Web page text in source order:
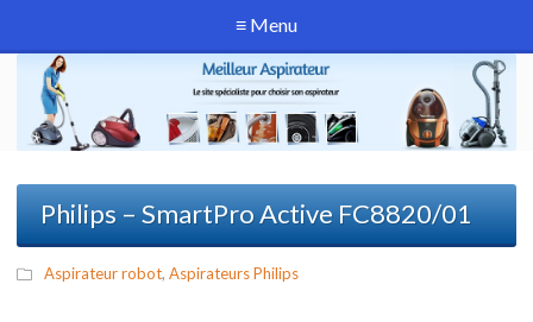
≡ Menu
Philips – SmartPro Active FC8820/01
Aspirateur robot, Aspirateurs Philips